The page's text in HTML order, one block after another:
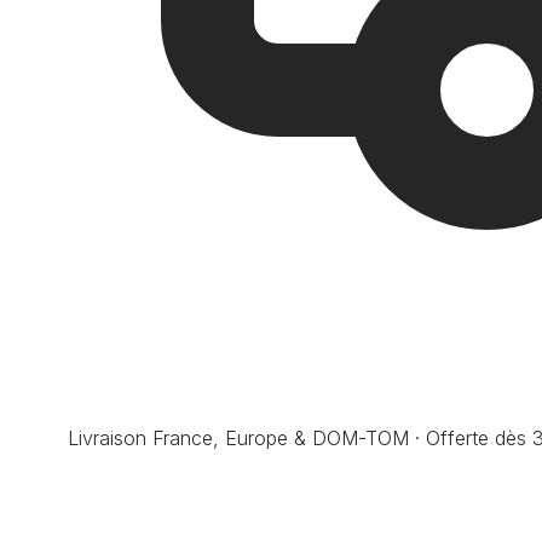
Livraison France, Europe & DOM-TOM · Offerte dès